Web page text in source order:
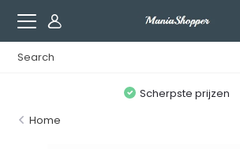
Scherpste prijzen
Home